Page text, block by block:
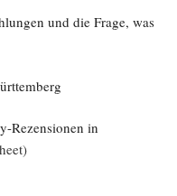
und die Frage, was
Rezensionen in